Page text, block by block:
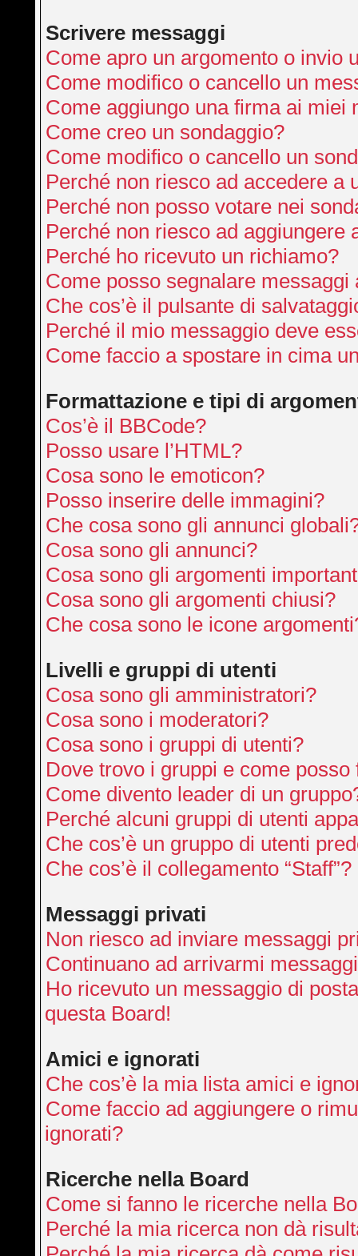
Scrivere messaggi
Come apro un argomento o invio
Come modifico o cancello un
Come aggiungo una firma ai miei
Come creo un sondaggio?
Come modifico o cancello un
Perché non riesco ad accedere a
Perché non posso votare nei
Perché non riesco ad aggiungere
Perché ho ricevuto un richiamo?
Come posso segnalare messaggi
Che cos’è il pulsante di
Perché il mio messaggio deve
Come faccio a spostare in cima
Formattazione e tipi di
Cos’è il BBCode?
Posso usare l’HTML?
Cosa sono le emoticon?
Posso inserire delle immagini?
Che cosa sono gli annunci
Cosa sono gli annunci?
Cosa sono gli argomenti
Cosa sono gli argomenti chiusi?
Che cosa sono le icone
Livelli e gruppi di utenti
Cosa sono gli amministratori?
Cosa sono i moderatori?
Cosa sono i gruppi di utenti?
Dove trovo i gruppi e come
Come divento leader di un
Perché alcuni gruppi di utenti
Che cos’è un gruppo di utenti
Che cos’è il collegamento “Staff”?
Messaggi privati
Non riesco ad inviare messaggi
Continuano ad arrivarmi
Ho ricevuto un messaggio di
questa Board!
Amici e ignorati
Che cos’è la mia lista amici e
Come faccio ad aggiungere o
ignorati?
Ricerche nella Board
Come si fanno le ricerche nella
Perché la mia ricerca non dà